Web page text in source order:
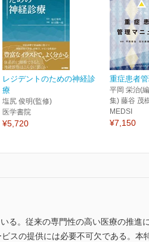
レジデントのための神経診
療
塩尻 俊明(監修)
医学書院
¥5,720
重症患者管
平岡 栄治(
集) 藤谷 茂
MEDSI
¥7,150
。従来の専門性の高い医療の推進
スの提供には必要不可欠である。本